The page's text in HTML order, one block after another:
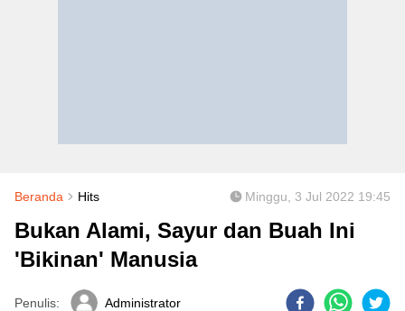
Beranda Hits Minggu, 3 Jul 2022 19:45
Bukan Alami, Sayur dan Buah Ini
'Bikinan' Manusia
Penulis: Administrator